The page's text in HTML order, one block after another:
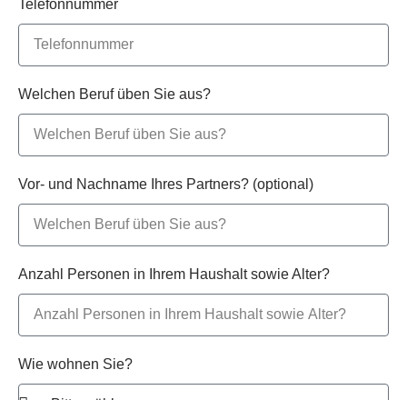
Telefonnummer
Welchen Beruf üben Sie aus?
Vor- und Nachname Ihres Partners? (optional)
Anzahl Personen in Ihrem Haushalt sowie Alter?
Wie wohnen Sie?